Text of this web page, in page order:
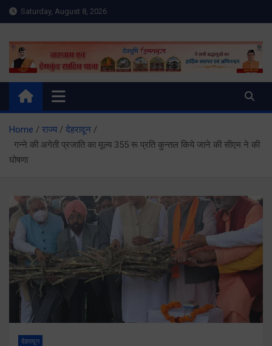
Skip
to
Saturday, August 8, 2026
Meru Raibar | Uttarakhand
News | Uttarkashi News
meruraibar.com
Home राज्य
देहरादून
गन्ने की अगेती प्रजाति का मूल्य 355 रू प्रति कुन्तल किये जाने की सीएम ने की
घोषणा
देहरादून